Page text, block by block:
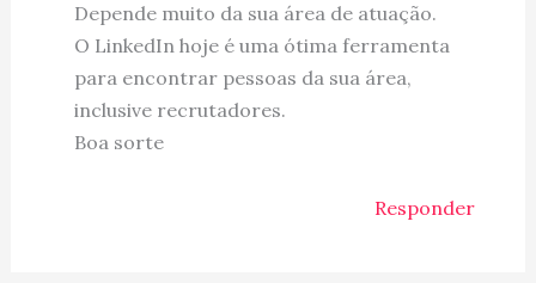
Depende muito da sua área de atuação.
O LinkedIn hoje é uma ótima ferramenta
para encontrar pessoas da sua área,
inclusive recrutadores.
Boa sorte
Responder